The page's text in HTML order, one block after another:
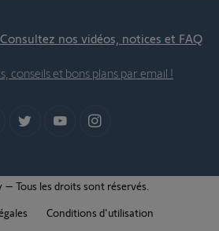
Consultez nos vidéos, notices et FAQ
conseils et bons plans par email !
Tous les droits sont réservés.
Conditions d'utilisation